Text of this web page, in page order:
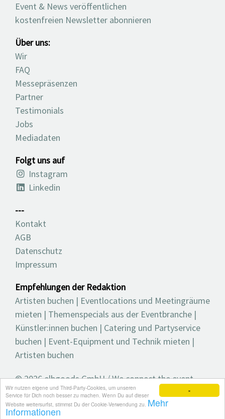
×
Wir nutzen eigene und Third-Party-Cookies, um unseren
Service für Dich noch besser zu machen. Wenn Du auf dieser
Website weitersurfst, stimmst Du der Cookie-Verwendung zu. Mehr
Informationen
Event & News veröffentlichen
kostenfreien Newsletter abonnieren
Über uns:
Wir
FAQ
Messepräsenzen
Partner
Testimonials
Jobs
Mediadaten
Folgt uns auf
Instagram
Linkedin
---
Kontakt
AGB
Datenschutz
Impressum
Empfehlungen der Redaktion
Artisten buchen | Eventlocations und Meetingräume
mieten | Themenspecials aus der Eventbranche |
Künstler:innen buchen | Catering und Partyservice
buchen | Event-Equipment und Technik mieten |
Artisten buchen
© 2026 elbgoods GmbH / We connect the event
industry / Medienvielfalt für die Eventplanung /
Eventbranchenbuch, Blog, Magazin und mehr